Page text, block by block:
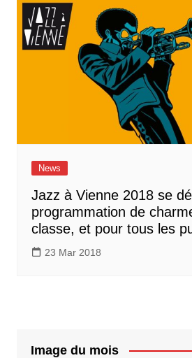
News
Jazz à Vienne 2018 se
programmation de
classe, et pour tous les
23 Mar 2018
Image du mois